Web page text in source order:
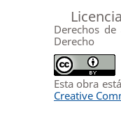
Licencia
Derechos de
Derecho
Esta obra
Creative